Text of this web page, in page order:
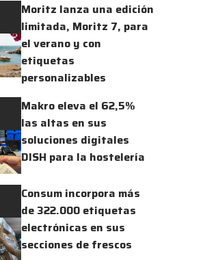
Moritz lanza una edición
limitada, Moritz 7, para
el verano y con
etiquetas
personalizables
Makro eleva el 62,5%
las altas en sus
soluciones digitales
DISH para la hostelería
Consum incorpora más
de 322.000 etiquetas
electrónicas en sus
secciones de frescos